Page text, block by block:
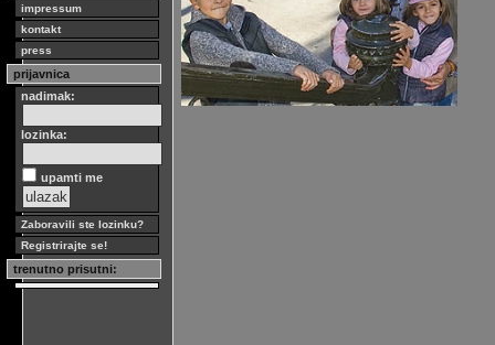
impressum
kontakt
press
prijavnica
nadimak:
lozinka:
upamti me
Zaboravili ste lozinku?
Registrirajte se!
trenutno prisutni: